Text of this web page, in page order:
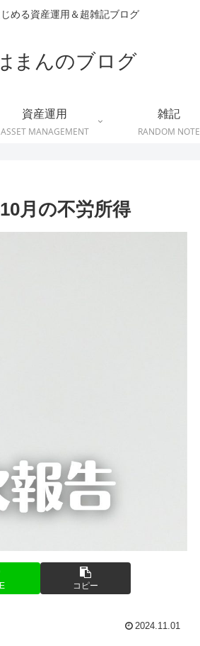
める資産運用＆超雑記ブログ
まんのブログ
資産運用
ASSET MANAGEMENT
雑記
RANDOM NOTE
月の不労所得
コピー
2024.11.01